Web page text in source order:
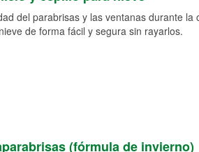
del parabrisas y las ventanas durante
de forma fácil y segura sin rayarlos.
(fórmula de invierno)